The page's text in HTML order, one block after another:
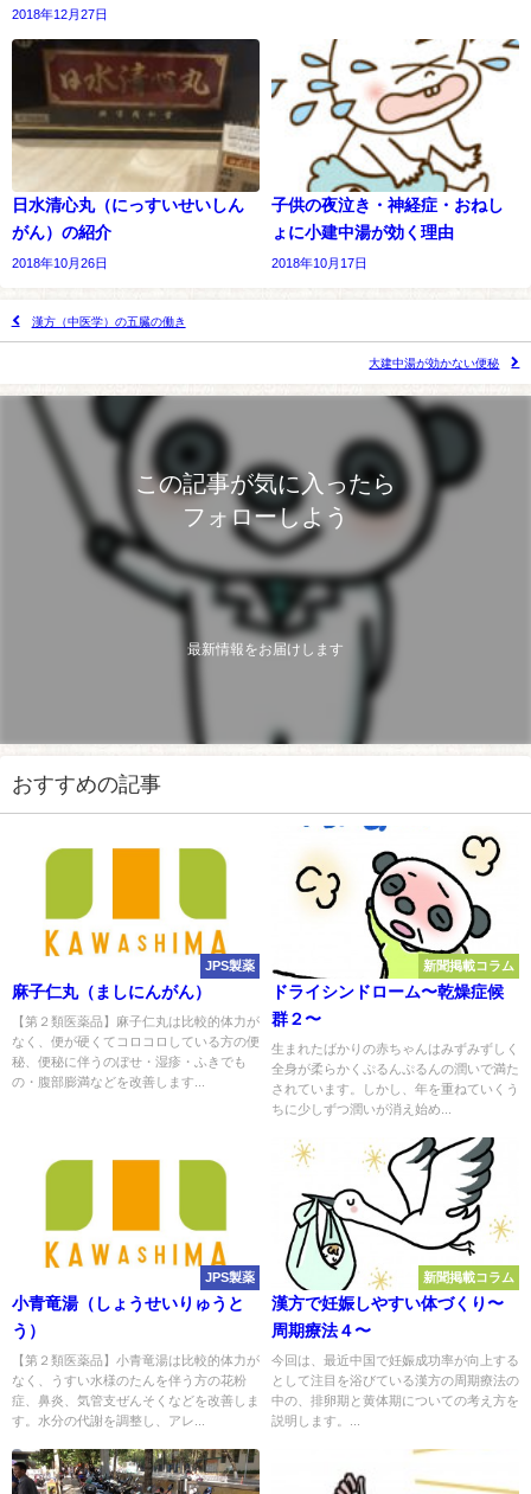
2018年12月27日
日水清心丸（にっすいせいしん
がん）の紹介
2018年10月26日
子供の夜泣き・神経症・おねし
ょに小建中湯が効く理由
2018年10月17日
漢方（中医学）の五臓の働き
大建中湯が効かない便秘
この記事が気に入ったら
フォローしよう
最新情報をお届けします
おすすめの記事
JPS製薬
麻子仁丸（ましにんがん）
【第２類医薬品】麻子仁丸は比較的体力が
なく、便が硬くてコロコロしている方の便
秘、便秘に伴うのぼせ・湿疹・ふきでも
の・腹部膨満などを改善します...
新聞掲載コラム
ドライシンドローム〜乾燥症候
群２〜
生まれたばかりの赤ちゃんはみずみずしく
全身が柔らかくぷるんぷるんの潤いで満た
されています。しかし、年を重ねていくう
ちに少しずつ潤いが消え始め...
JPS製薬
小青竜湯（しょうせいりゅうと
う）
【第２類医薬品】小青竜湯は比較的体力が
なく、うすい水様のたんを伴う方の花粉
症、鼻炎、気管支ぜんそくなどを改善しま
す。水分の代謝を調整し、アレ...
新聞掲載コラム
漢方で妊娠しやすい体づくり〜
周期療法４〜
今回は、最近中国で妊娠成功率が向上する
として注目を浴びている漢方の周期療法の
中の、排卵期と黄体期についての考え方を
説明します。...